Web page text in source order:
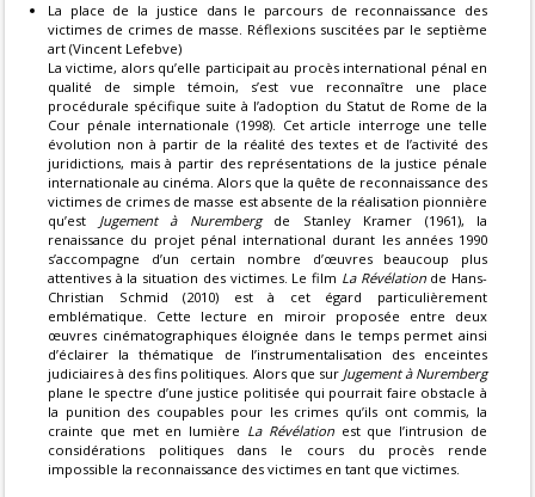
La place de la justice dans le parcours de reconnaissance des
victimes de crimes de masse. Réflexions suscitées par le septième
art (Vincent Lefebve)
La victime, alors qu’elle participait au procès international pénal en
qualité de simple témoin, s’est vue reconnaître une place
procédurale spécifique suite à l’adoption du Statut de Rome de la
Cour pénale internationale (1998). Cet article interroge une telle
évolution non à partir de la réalité des textes et de l’activité des
juridictions, mais à partir des représentations de la justice pénale
internationale au cinéma. Alors que la quête de reconnaissance des
victimes de crimes de masse est absente de la réalisation pionnière
qu’est Jugement à Nurembergde Stanley Kramer (1961), la
renaissance du projet pénal international durant les années 1990
s’accompagne d’un certain nombre d’œuvres beaucoup plus
attentives à la situation des victimes. Le film La Révélationde Hans-
Christian Schmid (2010) est à cet égard particulièrement
emblématique. Cette lecture en miroir proposée entre deux
œuvres cinématographiques éloignée dans le temps permet ainsi
d’éclairer la thématique de l’instrumentalisation des enceintes
judiciaires à des fins politiques. Alors que sur Jugement à Nuremberg
plane le spectre d’une justice politisée qui pourrait faire obstacle à
la punition des coupables pour les crimes qu’ils ont commis, la
crainte que met en lumière La Révélationest que l’intrusion de
considérations politiques dans le cours du procès rende
impossible la reconnaissance des victimes en tant que victimes.